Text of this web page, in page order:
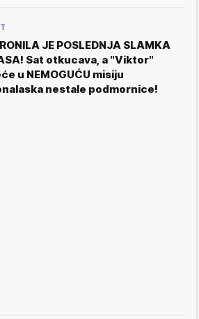
JE POSLEDNJA SLAMKA
Sat otkucava, a "Viktor"
u NEMOGUĆU misiju
nestale podmornice!